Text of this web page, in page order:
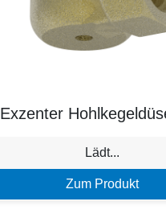
Exzenter
Lädt...
Zum Produkt